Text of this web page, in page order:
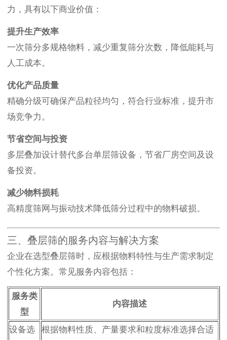
力，具有以下商业价值：
提升生产效率
一次筛分多规格物料，减少重复筛分次数，降低能耗与
人工成本。
优化产品质量
精确分级可确保产品粒径均匀，符合行业标准，提升市
场竞争力。
节省空间与投资
多层叠加设计替代多台单层筛设备，节省厂房空间及设
备投资。
减少物料损耗
高精度筛网与振动技术降低筛分过程中的物料破损。
三、叠层筛的服务内容与解决方案
企业在选型叠层筛时，应根据物料特性与生产需求制定
个性化方案。常见服务内容包括：
服务类
型
内容描述
设备选
根据物料性质、产量要求和粒度标准选择合适